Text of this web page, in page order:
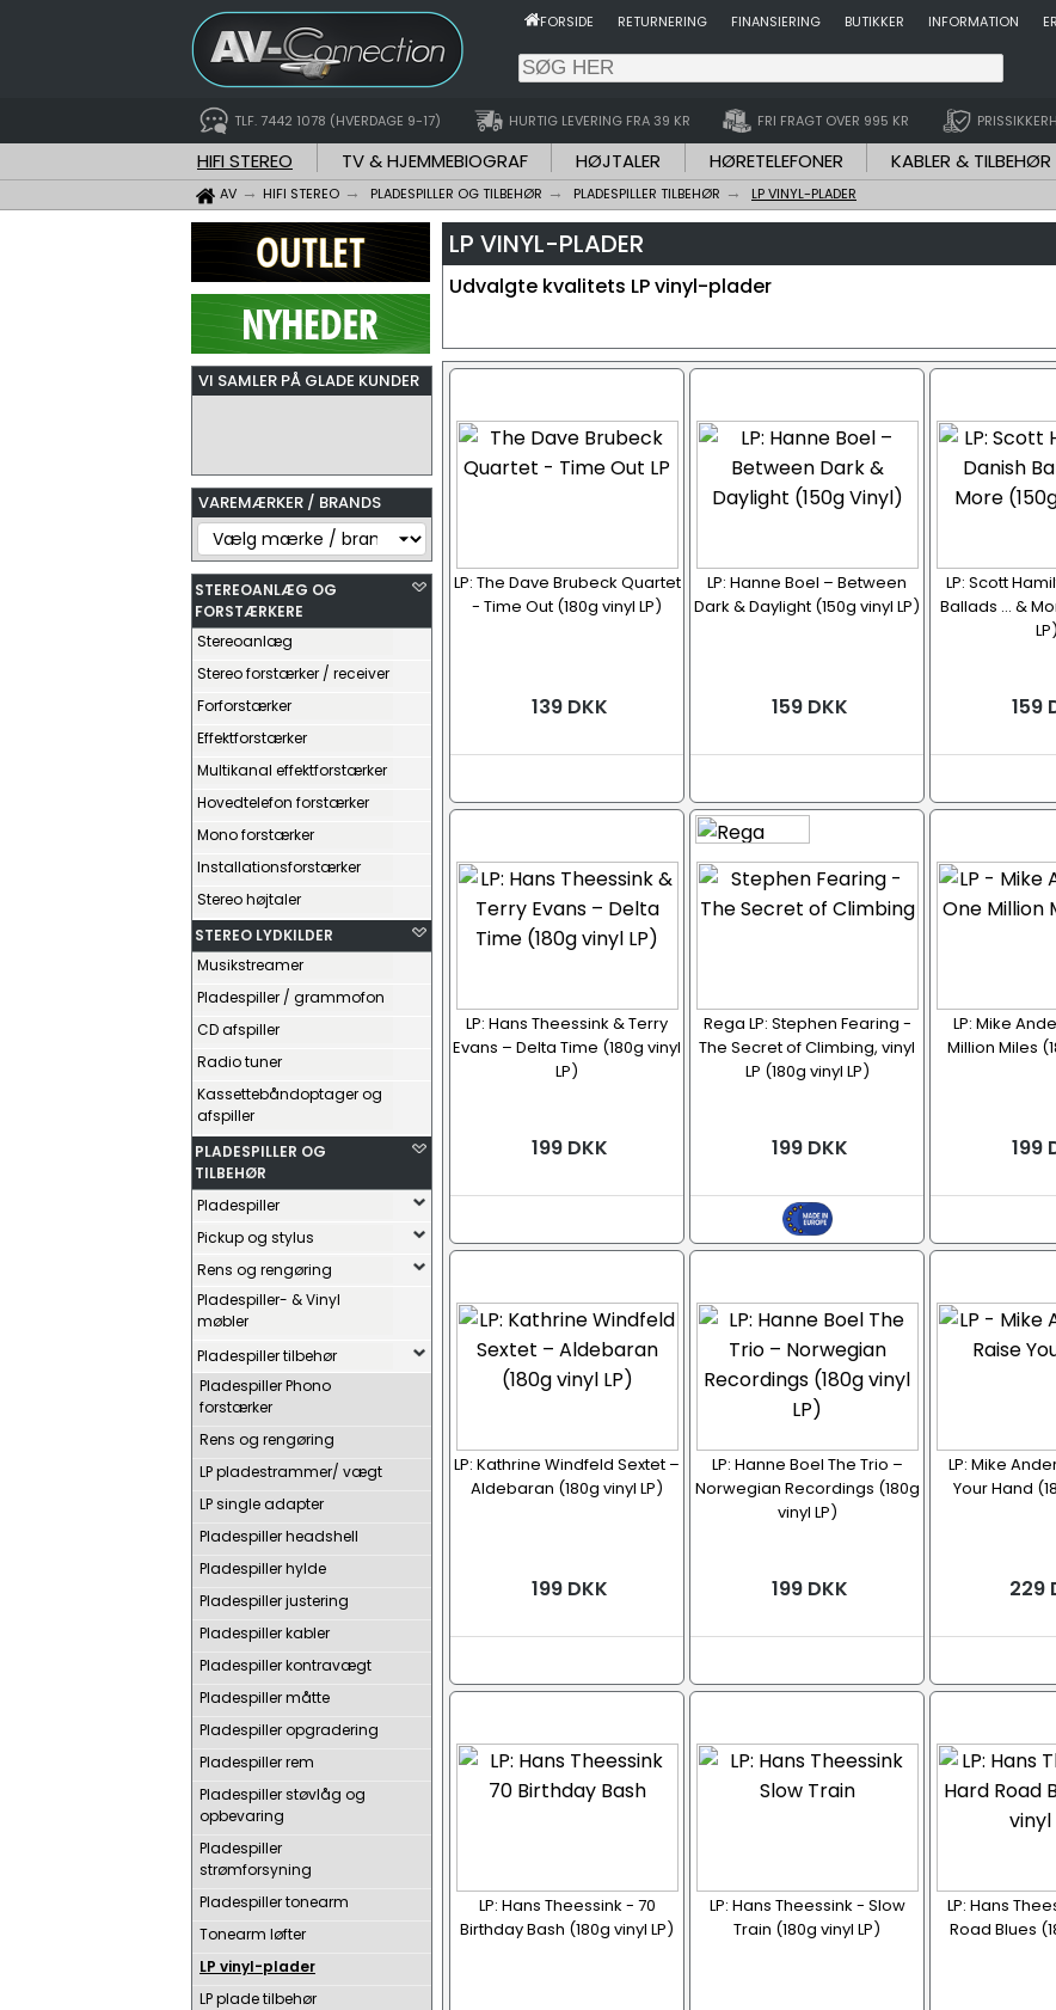
FORSIDE RETURNERING FINANSIERING BUTIKKER INFORMATION
TLF. 7442 1078 (HVERDAGE 9-17) HURTIG LEVERING FRA 39 KR FRI FRAGT OVER 995 KR
HIFI STEREO TV & HJEMMEBIOGRAF HØJTALER HØRETELEFONER KABLER & TILBEHØR
AV HIFI STEREO PLADESPILLER OG TILBEHØR PLADESPILLER TILBEHØR LP VINYL-PLADER
VI SAMLER PÅ GLADE KUNDER
VAREMÆRKER / BRANDS
STEREOANLÆG OG
FORSTÆRKERE
Stereoanlæg
Stereo forstærker / receiver
Forforstærker
Effektforstærker
Multikanal effektforstærker
Hovedtelefon forstærker
Mono forstærker
Installationsforstærker
Stereo højtaler
STEREO LYDKILDER
Musikstreamer
Pladespiller / grammofon
CD afspiller
Radio tuner
Kassettebåndoptager og
afspiller
PLADESPILLER OG
TILBEHØR
Pladespiller
Pickup og stylus
Rens og rengøring
Pladespiller- & Vinyl
møbler
Pladespiller tilbehør
Pladespiller Phono
forstærker
Rens og rengøring
LP pladestrammer/ vægt
LP single adapter
Pladespiller headshell
Pladespiller hylde
Pladespiller justering
Pladespiller kabler
Pladespiller kontravægt
Pladespiller måtte
Pladespiller opgradering
Pladespiller rem
Pladespiller støvlåg og
opbevaring
Pladespiller
strømforsyning
Pladespiller tonearm
Tonearm løfter
LP vinyl-plader
LP plade tilbehør
LP VINYL-PLADER
Udvalgte kvalitets LP vinyl-plader
LP: The Dave Brubeck Quartet
- Time Out (180g vinyl LP)
139 DKK
LP: Hanne Boel – Between
Dark & Daylight (150g vinyl LP)
159 DKK
LP: Scott
Ballads … &
LP)
159
LP: Hans Theessink & Terry
Evans – Delta Time (180g vinyl
LP)
199 DKK
Rega LP: Stephen Fearing -
The Secret of Climbing, vinyl
LP (180g vinyl LP)
199 DKK
LP: Mike
Million Miles
199
LP: Kathrine Windfeld Sextet –
Aldebaran (180g vinyl LP)
199 DKK
LP: Hanne Boel The Trio –
Norwegian Recordings (180g
vinyl LP)
199 DKK
LP: Mike
Your Hand
229
LP: Hans Theessink - 70
Birthday Bash (180g vinyl LP)
LP: Hans Theessink - Slow
Train (180g vinyl LP)
LP: Hans
Road Blues